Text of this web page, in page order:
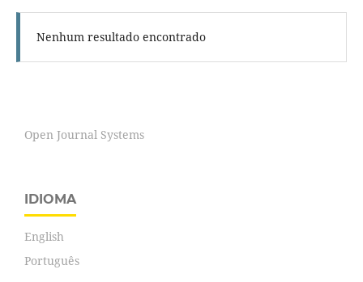
Nenhum resultado encontrado
Open Journal Systems
IDIOMA
English
Português